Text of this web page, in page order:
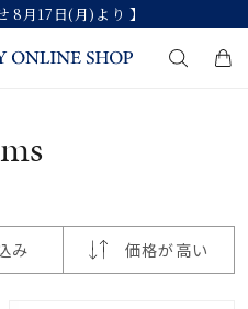
8月17日(月)より 】
#エタニティ
み 価格が高い